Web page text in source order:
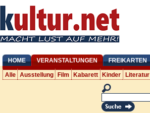
HOME VERANSTALTUNGEN FREIKARTEN
Alle Ausstellung Film Kabarett Kinder Literatur